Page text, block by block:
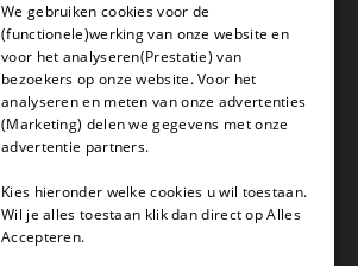
We gebruiken cookies voor de
(functionele)werking van onze website en
voor het analyseren(Prestatie) van
bezoekers op onze website. Voor het
analyseren en meten van onze advertenties
(Marketing) delen we gegevens met onze
advertentie partners.
Kies hieronder welke cookies u wil toestaan.
Wil je alles toestaan klik dan direct op Alles
Accepteren.